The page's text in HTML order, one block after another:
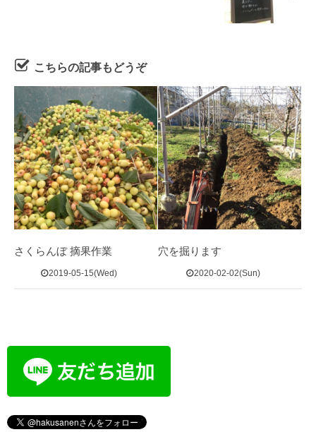
こちらの記事もどうぞ
さくらんぼ 摘果作業
2019-05-15(Wed)
穴を掘ります
2020-02-02(Sun)